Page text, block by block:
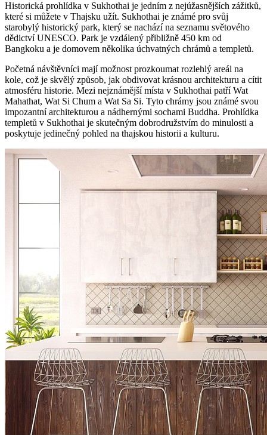
Historická prohlídka v Sukhothai je jedním z nejúžasnějších zážitků,
které si můžete v Thajsku užít. Sukhothai je známé pro svůj
starobylý historický park, který se nachází na seznamu světového
dědictví UNESCO. Park je vzdálený přibližně 450 km od
Bangkoku a je domovem několika úchvatných chrámů a templetů.
Početná návštěvníci mají možnost prozkoumat rozlehlý areál na
kole, což je skvělý způsob, jak obdivovat krásnou architekturu a cítit
atmosféru historie. Mezi nejznámější místa v Sukhothai patří Wat
Mahathat, Wat Si Chum a Wat Sa Si. Tyto chrámy jsou známé svou
impozantní architekturou a nádhernými sochami Buddha. Prohlídka
templetů v Sukhothai je skutečným dobrodružstvím do minulosti a
poskytuje jedinečný pohled na thajskou historii a kulturu.